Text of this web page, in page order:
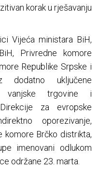
korak u rješavanju
Vijeća ministara BiH,
Privredne komore
Republike Srpske i
dodatno uključene
vanjske trgovine i
za evropske
oporezivanje,
komore Brčko distrikta,
imenovani odlukom
održane 23. marta.